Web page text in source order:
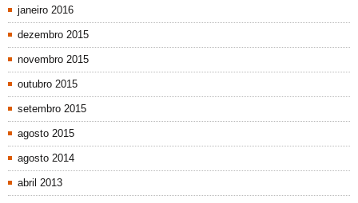
janeiro 2016
dezembro 2015
novembro 2015
outubro 2015
setembro 2015
agosto 2015
agosto 2014
abril 2013